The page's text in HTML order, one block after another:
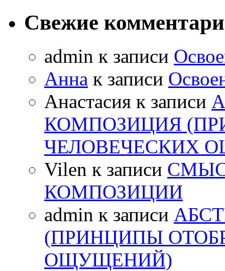
Свежие
admin к записи
Анна к записи
Анастасия к записи
КОМПОЗИЦИЯ
ЧЕЛОВЕЧЕСКИХ
Vilen к записи
КОМПОЗИЦИИ
admin к записи
(ПРИНЦИПЫ
ОЩУЩЕНИЙ)